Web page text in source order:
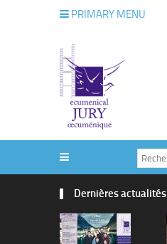
PRIMARY MENU
Dernières actualités